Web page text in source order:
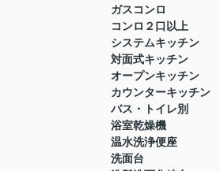
ガスコンロ
コンロ２口以上
システムキッチン
対面式キッチン
オープンキッチン
カウンターキッチン
バス・トイレ別
浴室乾燥機
温水洗浄便座
洗面台